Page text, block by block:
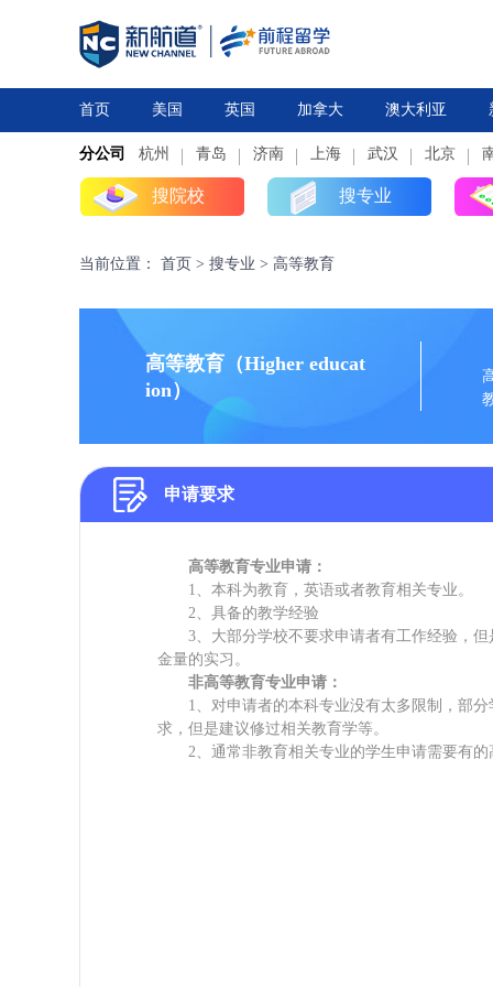
首页 美国
研究生 本科 高中
英国
研究生 本科 高中
加拿大 澳大利亚
分公司 杭州 青岛 济南 上海 武汉 北京
搜院校 搜专业
当前位置： 首页 > 搜专业 > 高等教育
高等教育（Higher educat
ion）
申请要求
高等教育专业申请：
1、本科为教育，英语或者教育相关专业。
2、具备的教学经验
3、大部分学校不要求申请者有工作经验，
金量的实习。
非高等教育专业申请：
1、对申请者的本科专业没有太多限制，部
求，但是建议修过相关教育学等。
2、通常非教育相关专业的学生申请需要有